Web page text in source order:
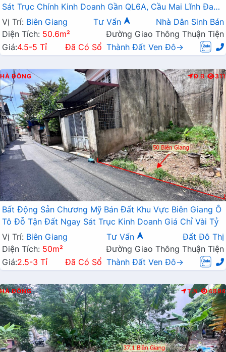
Sát Trục Chính Kinh Doanh Gần QL6A, Cầu Mai Lĩnh Đang
Mở Rộng
Vị Trí: Biên Giang Tư Vấn
Nhà Dân Sinh Bán
Diện Tích: 50.6m²
Đường Giao Thông Thuận Tiện
Giá:4.5-5 Tỉ Đã Có Sổ Thành Đất Ven Đô→
HÀ ĐÔNG Đ.B 311
Bất Động Sản Chương Mỹ Bán Đất Khu Vực Biên Giang Ô
Tô Đỗ Tận Đất Ngay Sát Trục Kinh Doanh Giá Chỉ Vài Tỷ
Vị Trí: Biên Giang Tư Vấn
Đất Đô Thị
Diện Tích: 50m²
Đường Giao Thông Thuận Tiện
Giá:2.5-3 Tỉ Đã Có Sổ Thành Đất Ven Đô→
HÀ ĐÔNG T.N 4894